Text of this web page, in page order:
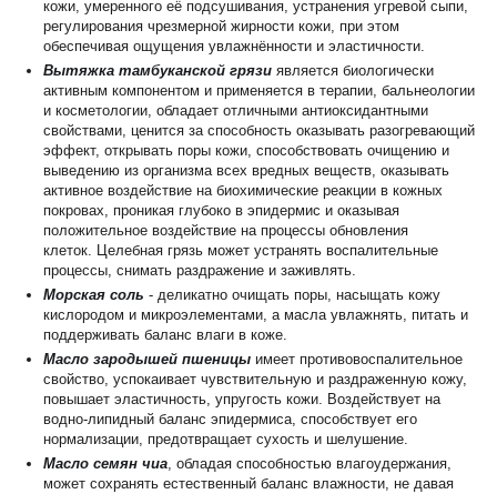
кожи, умеренного её подсушивания, устранения угревой сыпи,
регулирования чрезмерной жирности кожи, при этом
обеспечивая ощущения увлажнённости и эластичности.
Вытяжка тамбуканской грязи является биологически
активным компонентом и применяется в терапии, бальнеологии
и косметологии, обладает отличными антиоксидантными
свойствами, ценится за способность оказывать разогревающий
эффект, открывать поры кожи, способствовать очищению и
выведению из организма всех вредных веществ, оказывать
активное воздействие на биохимические реакции в кожных
покровах, проникая глубоко в эпидермис и оказывая
положительное воздействие на процессы обновления
клеток. Целебная грязь может устранять воспалительные
процессы, снимать раздражение и заживлять.
Морская соль - деликатно очищать поры, насыщать кожу
кислородом и микроэлементами, а масла увлажнять, питать и
поддерживать баланс влаги в коже.
Масло зародышей пшеницы имеет противовоспалительное
свойство, успокаивает чувствительную и раздраженную кожу,
повышает эластичность, упругость кожи. Воздействует на
водно-липидный баланс эпидермиса, способствует его
нормализации, предотвращает сухость и шелушение.
Масло семян чиа, обладая способностью влагоудержания,
может сохранять естественный баланс влажности, не давая